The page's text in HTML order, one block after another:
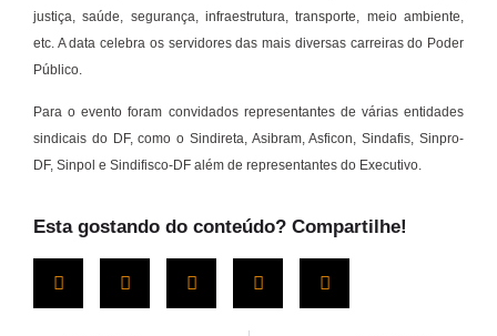
justiça, saúde, segurança, infraestrutura, transporte, meio ambiente,
etc. A data celebra os servidores das mais diversas carreiras do Poder
Público.
Para o evento foram convidados representantes de várias entidades
sindicais do DF, como o Sindireta, Asibram, Asficon, Sindafis, Sinpro-
DF, Sinpol e Sindifisco-DF além de representantes do Executivo.
Esta gostando do conteúdo? Compartilhe!